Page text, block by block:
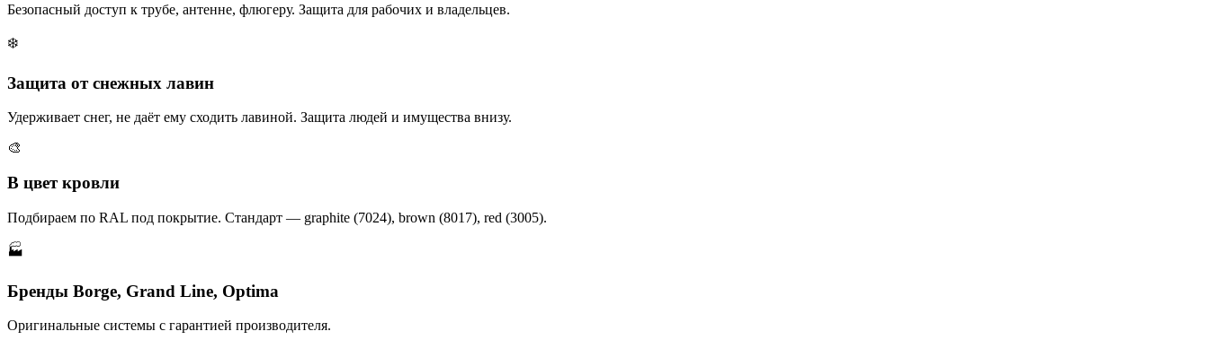
Безопасный доступ к трубе, антенне, флюгеру. Защита для рабочих и владельцев.
❄️
Защита от снежных лавин
Удерживает снег, не даёт ему сходить лавиной. Защита людей и имущества внизу.
🎨
В цвет кровли
Подбираем по RAL под покрытие. Стандарт — graphite (7024), brown (8017), red (3005).
🏭
Бренды Borge, Grand Line, Optima
Оригинальные системы с гарантией производителя.